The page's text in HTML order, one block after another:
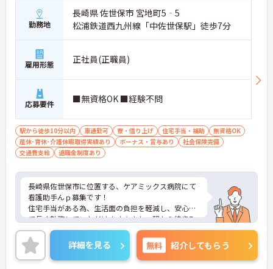
勤務地
長崎県 佐世保市 宮地町5‐5
松浦鉄道西九州線「中佐世保駅」徒歩7分
雇用形態 正社員(正職員)
応募要件 ■無資格OK ■経験不問
駅から徒歩10分以内 車通勤可 寮・借り上げ 住宅手当・補助
無資格OK
産休･育休･介護休暇取得実績あり
ボーナス・賞与あり
社会保険完備
交通費支給
退職金制度あり
長崎県佐世保市に位置する、ケアミックス病院にて
看護助手んｐ募集です！
住宅手当がある為、生活面の負担を軽減し、安心し
て長く勤務していただけます☆また、駅から徒歩7
分の立地なので、通勤らくらくです♪
ご興味のある方には、面接対策ポイントなど、さら
に詳細をお話しいたしますのでお気軽にご相談くだ
さい！
詳細を見る 無料 紹介してもらう